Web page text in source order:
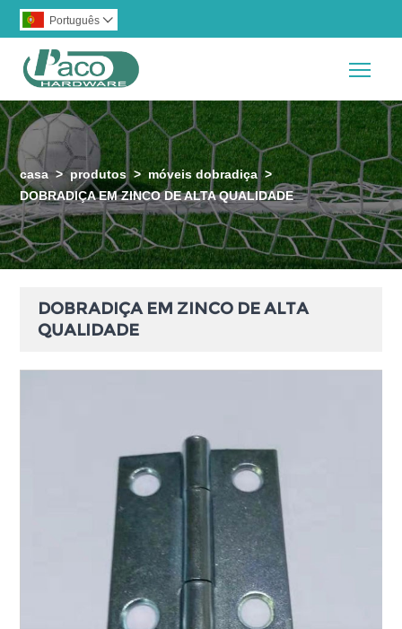
Português 
casa > produtos > móveis dobradiça >
DOBRADIÇA EM ZINCO DE ALTA QUALIDADE
DOBRADIÇA EM ZINCO DE ALTA
QUALIDADE